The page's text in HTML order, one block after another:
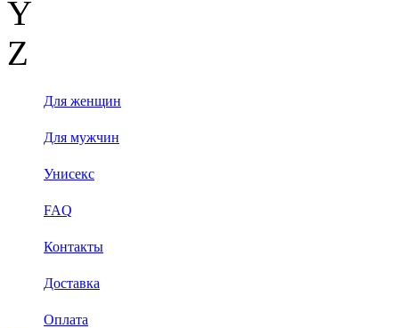
Y
Z
Для женщин
Для мужчин
Унисекс
FAQ
Контакты
Доставка
Оплата